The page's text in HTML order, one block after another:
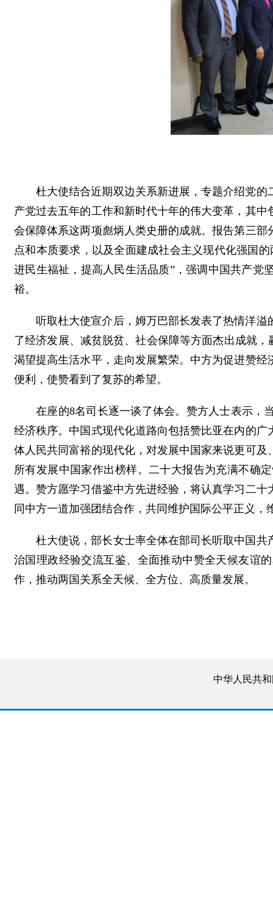
杜大使结合近期双边关系新进展，专题介绍党
产党过去五年的工作和新时代十年的伟大变革，其
会保障体系这两项彪炳人类史册的成就。报告第三
点和本质要求，以及全面建成社会主义现代化强国
进民生福祉，提高人民生活品质”，强调中国共产党
裕。
听取杜大使宣介后，姆万巴部长发表了热情洋
了经济发展、减贫脱贫、社会保障等方面杰出成就
渴望提高生活水平，走向发展繁荣。中方为促进赞
便利，使赞看到了复苏的希望。
在座的8名司长逐一谈了体会。赞方人士表示，
经济秩序。中国式现代化道路向包括赞比亚在内的
体人民共同富裕的现代化，对发展中国家来说更可
所有发展中国家作出榜样。二十大报告为充满不确
遇。赞方愿学习借鉴中方先进经验，将认真学习二
同中方一道加强团结合作，共同维护国际公平正义，
杜大使说，部长女士率全体在部司长听取中国
治国理政经验交流互鉴、全面推动中赞全天候友谊
作，推动两国关系全天候、全方位、高质量发展。
中华人民共